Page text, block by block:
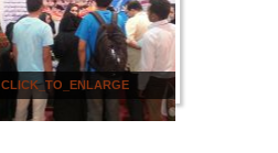
CLICK_TO_ENLARGE